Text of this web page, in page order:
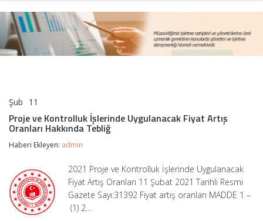
Şub 11
Kontrolluk
İşlerinde
Uygulanacak
Oranları
Hakkında
Tebliğ
için
Proje ve Kontrolluk İşlerinde Uygulanacak Fiyat Artış
Oranları Hakkında Tebliğ
Haberi Ekleyen: admin
2021 Proje ve Kontrolluk İşlerinde Uygulanacak
Fiyat Artış Oranları 11 Şubat 2021 Tarihli Resmi
Gazete Sayı:31392 Fiyat artış oranları MADDE 1 –
(1) 2…